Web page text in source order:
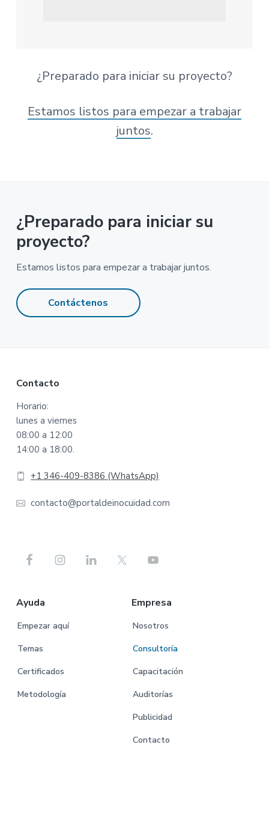
¿Preparado para iniciar su proyecto?
Estamos listos para empezar a trabajar
juntos.
¿Preparado para iniciar su
proyecto?
Estamos listos para empezar a trabajar juntos.
Contáctenos
Footer
Contacto
Horario:
lunes a viernes
08:00 a 12:00
14:00 a 18:00.
+1 346-409-8386 (WhatsApp)
contacto@portaldeinocuidad.com
Ayuda
Empezar aquí
Temas
Certificados
Metodología
Empresa
Nosotros
Consultoría
Capacitación
Auditorías
Publicidad
Contacto